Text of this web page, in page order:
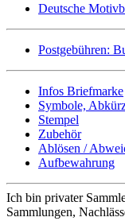
Deutsche
Postgebühren:
Infos Briefmarke
Symbole,
Stempel
Zubehör
Ablösen /
Aufbewahrung
Ich bin privater
Sammlungen,